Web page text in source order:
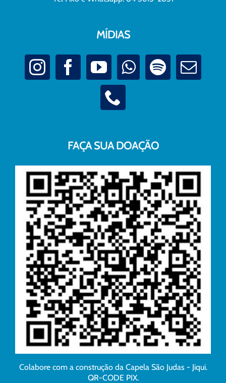
MÍDIAS
FAÇA SUA DOAÇÃO
Colabore com a construção da Capela São Judas - Jiqui.
QR-CODE PIX.